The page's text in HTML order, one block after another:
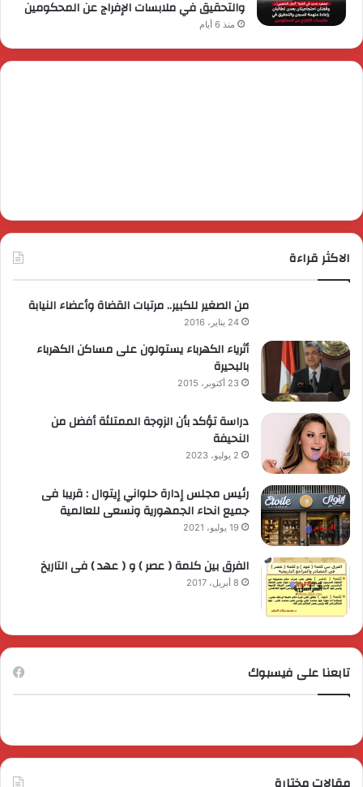
والتحقيق في ملابسات الإفراج عن المحكومين
منذ 6 أيام
الاكثر قراءة
من الصغير للكبير.. مرتبات القضاة وأعضاء النيابة
24 يناير، 2016
أثرياء الكهرباء يستولون على مساكن الكهرباء
بالبحيرة
23 أكتوبر، 2015
دراسة تؤكد بأن الزوجة الممتلئة أفضل من
النحيفة
2 يوليو، 2023
رئيس مجلس إدارة حلواني إيتوال : قريبا فى
جميع انحاء الجمهورية ونسعى للعالمية
19 يوليو، 2021
الفرق بين كلمة ( عصر ) و ( عهد ) فى التاريخ
8 أبريل، 2017
تابعنا على فيسبوك